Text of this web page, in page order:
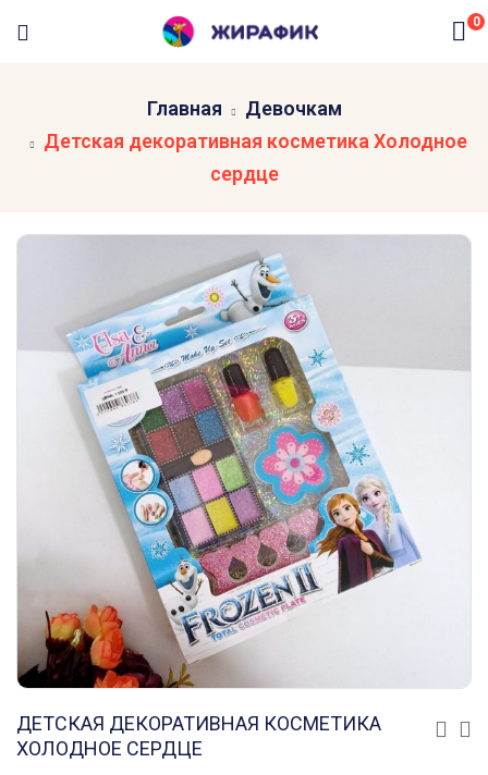
0
Главная
Девочкам
Детская декоративная косметика Холодное
сердце
ДЕТСКАЯ ДЕКОРАТИВНАЯ КОСМЕТИКА
ХОЛОДНОЕ СЕРДЦЕ